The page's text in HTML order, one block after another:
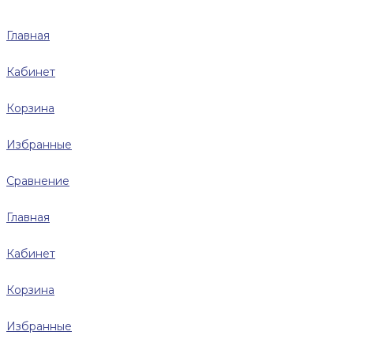
Главная
Кабинет
Корзина
Избранные
Сравнение
Главная
Кабинет
Корзина
Избранные